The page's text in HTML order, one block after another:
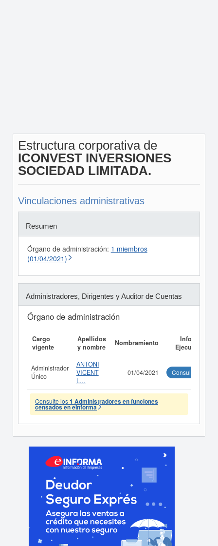
Estructura corporativa de
ICONVEST INVERSIONES
SOCIEDAD LIMITADA.
Vinculaciones administrativas
Resumen
Órgano de administración: 1 miembros
(01/04/2021)
Administradores, Dirigentes y Auditor de Cuentas
Órgano de administración
Cargo
vigente
Apellidos
y nombre
Nombramiento
Informe
Ejecutivo
Administrador
Único
ANTONI
VICENT
L...
01/04/2021 Consultar
Consulte los1 Administradores en funciones
censados en eInforma